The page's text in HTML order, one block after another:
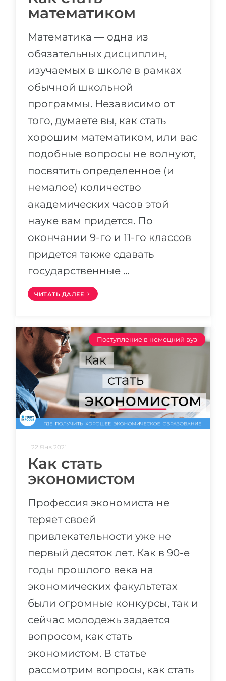
математиком
Математика — одна из
обязательных дисциплин,
изучаемых в школе в рамках
обычной школьной
программы. Независимо от
того, думаете вы, как стать
хорошим математиком, или вас
подобные вопросы не волнуют,
посвятить определенное (и
немалое) количество
академических часов этой
науке вам придется. По
окончании 9-го и 11-го классов
придется также сдавать
государственные …
ЧИТАТЬ ДАЛЕЕ
Поступление в немецкий вуз
22 Янв 2021
Как стать
экономистом
Профессия экономиста не
теряет своей
привлекательности уже не
первый десяток лет. Как в 90-е
годы прошлого века на
экономических факультетах
были огромные конкурсы, так и
сейчас молодежь задается
вопросом, как стать
экономистом. В статье
рассмотрим вопросы, как стать